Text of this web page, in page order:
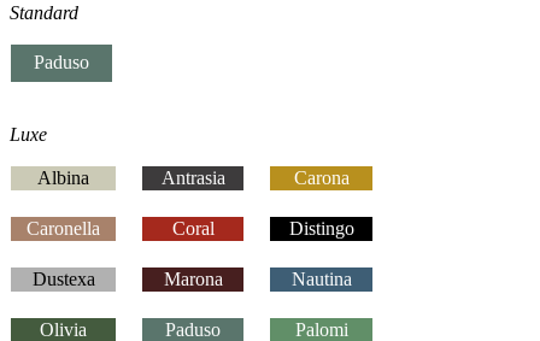
Standard
Paduso
Luxe
Albina Antrasia Carona
Caronella Coral Distingo
Dustexa Marona Nautina
Olivia Paduso Palomi